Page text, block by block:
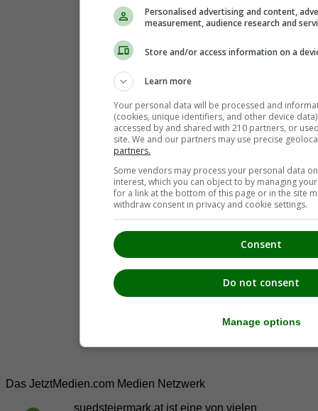
Das JetztMedien.com Medien Netzwerk
suedsteiermark.at ist eine von vielen
Personalised advertising and content,
measurement, audience research and
Store and/or access information on a
Learn more
Your personal data will be processed and
(cookies, unique identifiers, and other device
accessed by and shared with 210 partners, or
site. We and our partners may use precise
partners.
Some vendors may process your personal data
interest, which you can object to by managing
for a link at the bottom of this page or in the site
withdraw consent in privacy and cookie settings.
Consent
Do not consent
Manage options